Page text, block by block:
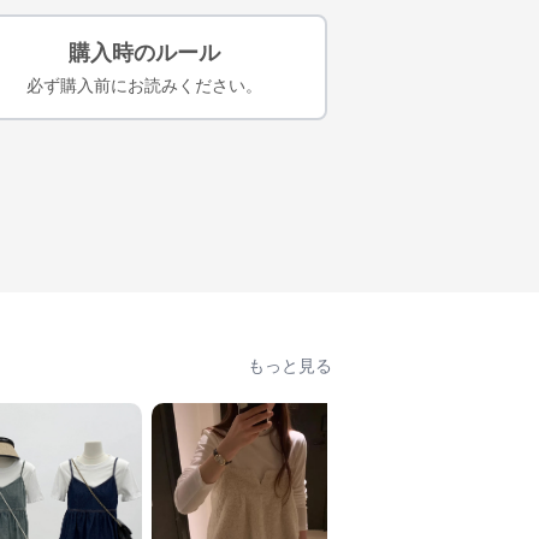
購入時のルール
必ず購入前にお読みください。
もっと見る